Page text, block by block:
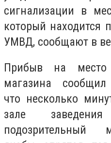
сигнализации в
который находится
УМВД, сообщают в
Прибыв на место
магазина сообщил
что несколько
зале
подозрительный